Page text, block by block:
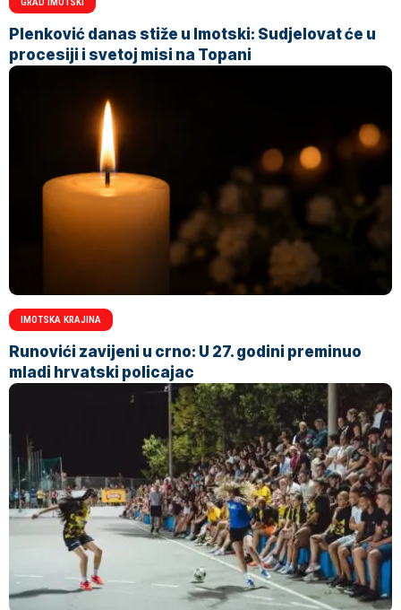
Plenković danas stiže u Imotski: Sudjelovat će u
procesiji i svetoj misi na Topani
IMOTSKA KRAJINA
Runovići zavijeni u crno: U 27. godini preminuo
mladi hrvatski policajac